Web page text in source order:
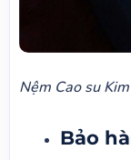
Nệm Cao su
Bảo